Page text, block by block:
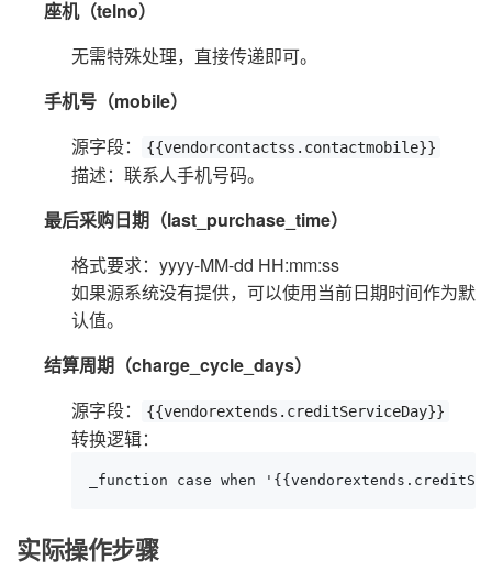
座机（telno）
无需特殊处理，直接传递即可。
手机号（mobile）
源字段：
{{vendorcontactss.contactmobile}}
描述：联系人手机号码。
最后采购日期（last_purchase_time）
格式要求：yyyy-MM-dd HH:mm:ss
如果源系统没有提供，可以使用当前日期时间作为默
认值。
结算周期（charge_cycle_days）
源字段：
{{vendorextends.creditServiceDay}}
转换逻辑：
_function case when
实际操作步骤